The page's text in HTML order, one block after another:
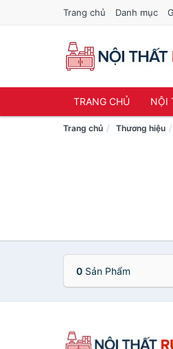
Trang chủ Danh mục
TRANG CHỦ NỘI
Trang chủ Thương hiệu
0 Sản Phẩm